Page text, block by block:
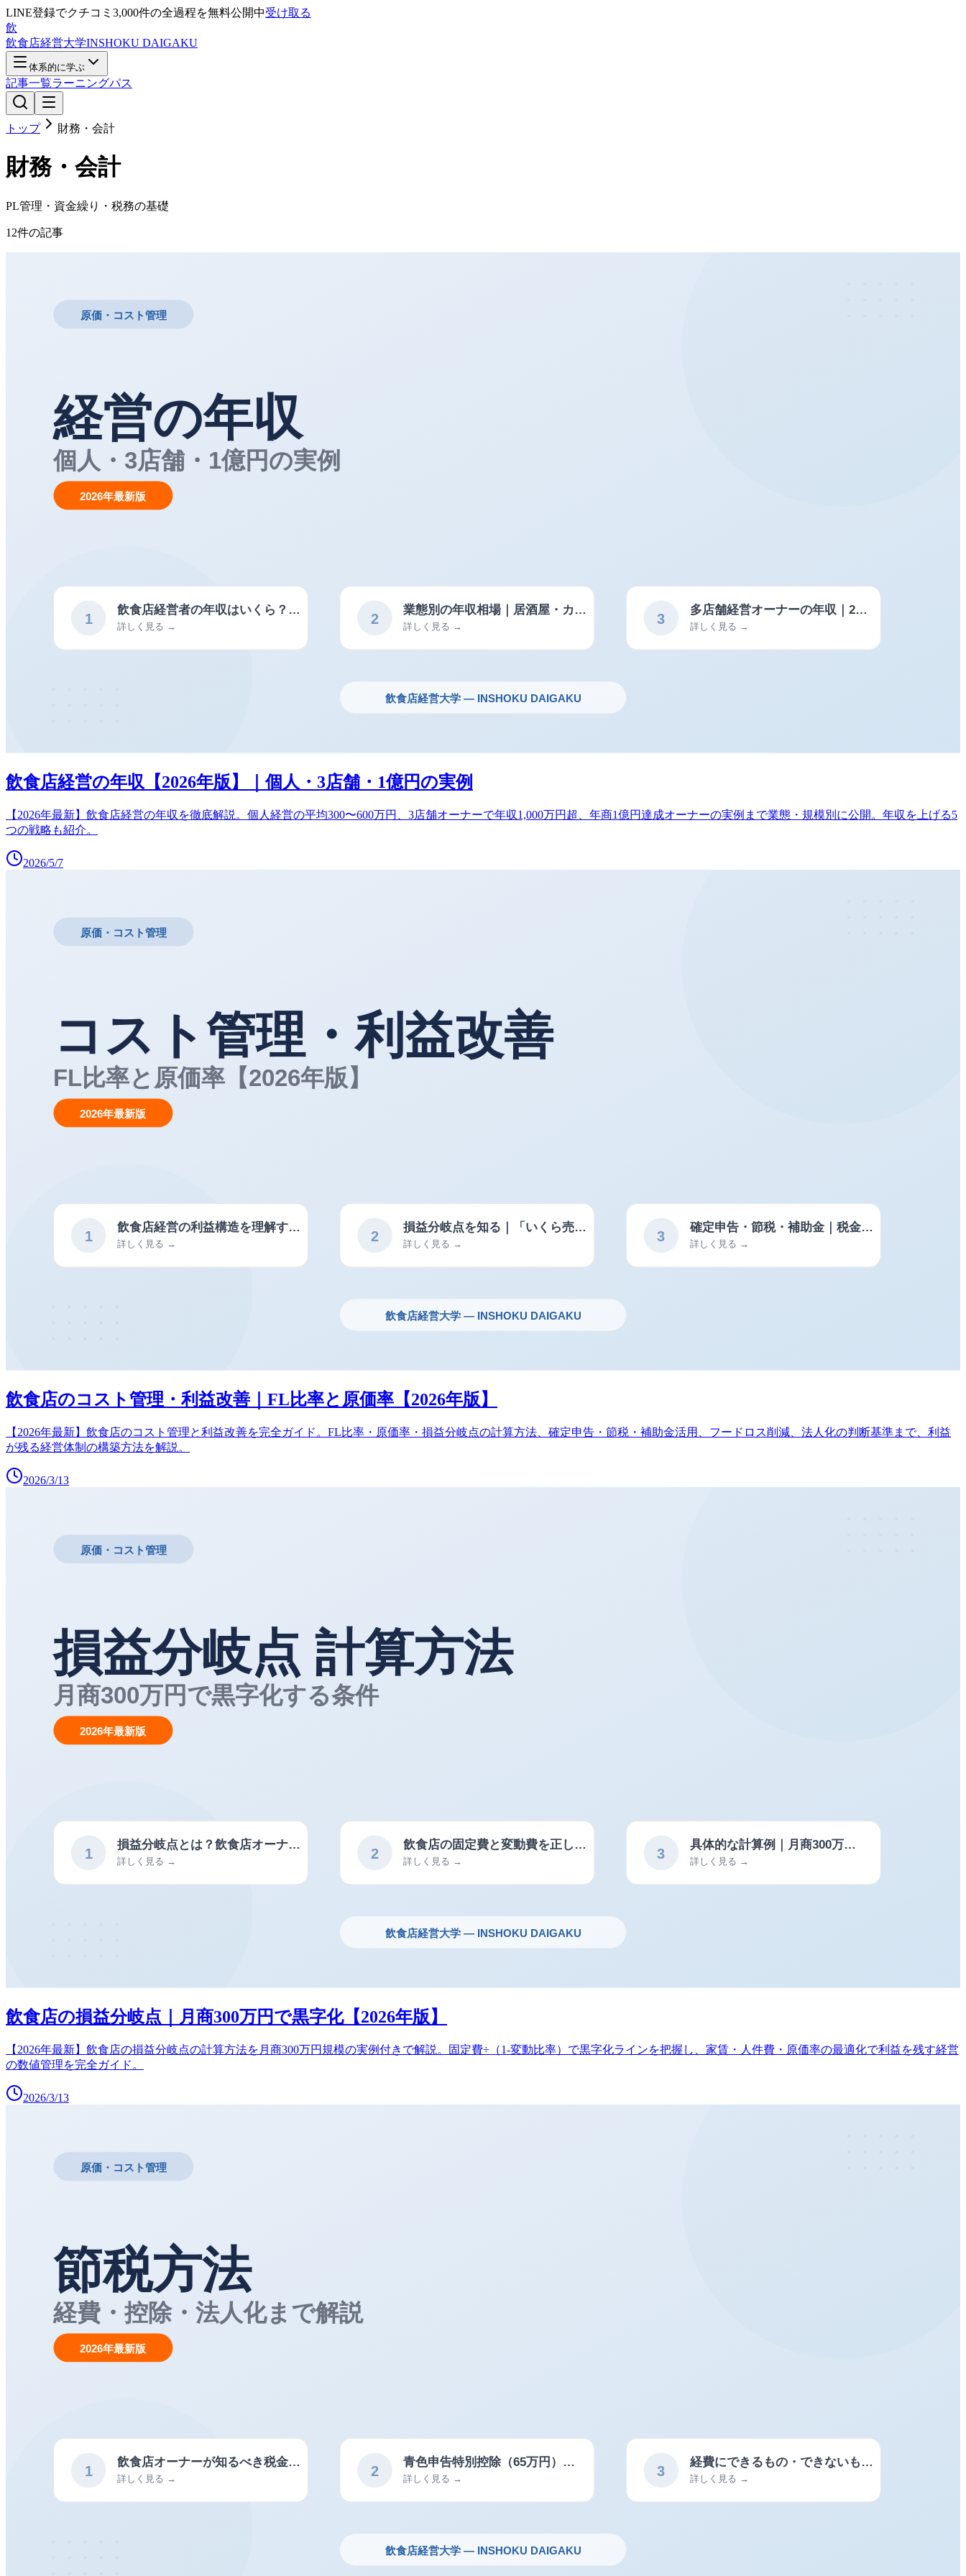
LINE登録でクチコミ3,000件の全過程を無料公開中受け取る
飲
飲食店経営大学INSHOKU DAIGAKU
体系的に学ぶ
記事一覧ラーニングパス
トップ 財務・会計
財務・会計
PL管理・資金繰り・税務の基礎
12件の記事
飲食店経営の年収【2026年版】｜個人・3店舗・1億円の実例
【2026年最新】飲食店経営の年収を徹底解説。個人経営の平均300〜600万円、3店舗オーナーで年収1,000万円超、年商1億円達成オーナーの実例まで業態・規模別に公開。年収を上げる5
つの戦略も紹介。
2026/5/7
飲食店のコスト管理・利益改善｜FL比率と原価率【2026年版】
【2026年最新】飲食店のコスト管理と利益改善を完全ガイド。FL比率・原価率・損益分岐点の計算方法、確定申告・節税・補助金活用、フードロス削減、法人化の判断基準まで、利益
が残る経営体制の構築方法を解説。
2026/3/13
飲食店の損益分岐点｜月商300万円で黒字化【2026年版】
【2026年最新】飲食店の損益分岐点の計算方法を月商300万円規模の実例付きで解説。固定費÷（1-変動比率）で黒字化ラインを把握し、家賃・人件費・原価率の最適化で利益を残す経営
の数値管理を完全ガイド。
2026/3/13